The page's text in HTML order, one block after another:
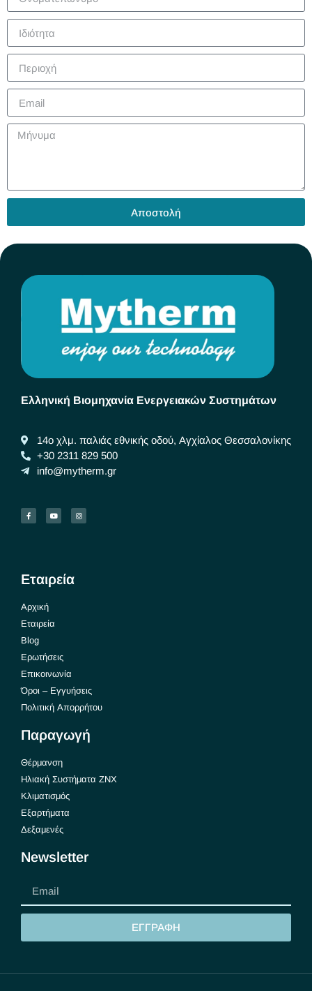
Αποστολή
Ελληνική Βιομηχανία Ενεργειακών Συστημάτων
14ο χλμ. παλιάς εθνικής οδού, Αγχίαλος Θεσσαλονίκης
+30 2311 829 500
info@mytherm.gr
Εταιρεία
Αρχική
Εταιρεία
Blog
Ερωτήσεις
Επικοινωνία
Όροι – Εγγυήσεις
Πολιτική Απορρήτου
Παραγωγή
Θέρμανση
Ηλιακή Συστήματα ΖΝΧ
Κλιματισμός
Εξαρτήματα
Δεξαμενές
Newsletter
ΕΓΓΡΑΦΗ